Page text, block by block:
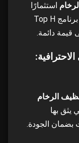
استثمارًا
في إطالة عمر الأسطح وجمالها. يضمن برنامج Top H
الرخام
يثق بها
بضمان الجودة.